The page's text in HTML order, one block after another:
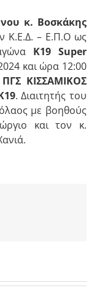
κ. Βοσκάκης
Κ.Ε.Δ. – Ε.Π.Ο ως
K19 Super
και ώρα 12:00
ΚΙΣΣΑΜΙΚΟΣ
. Διαιτητής του
με βοηθούς
και τον κ.